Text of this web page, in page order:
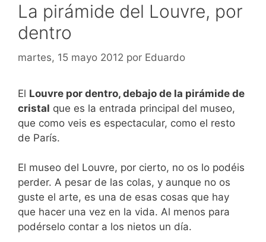
La pirámide del Louvre, por
dentro
martes, 15 mayo 2012 por Eduardo
El Louvre por dentro, debajo de la pirámide de
cristal que es la entrada principal del museo,
que como veis es espectacular, como el resto
de París.
El museo del Louvre, por cierto, no os lo podéis
perder. A pesar de las colas, y aunque no os
guste el arte, es una de esas cosas que hay
que hacer una vez en la vida. Al menos para
podérselo contar a los nietos un día.